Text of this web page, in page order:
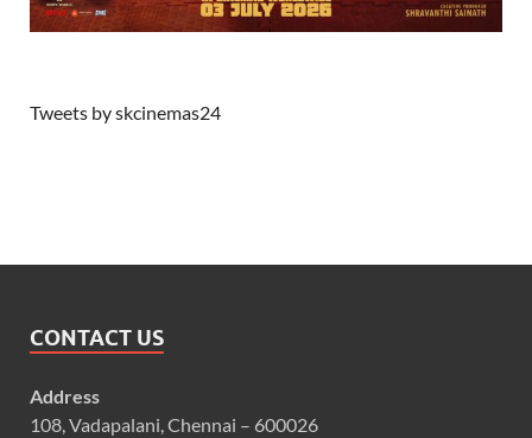
Tweets by skcinemas24
CONTACT US
Address
108, Vadapalani, Chennai – 600026